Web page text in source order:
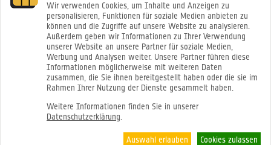
Wir verwenden Cookies, um Inhalte und Anzeigen zu
personalisieren, Funktionen für soziale Medien anbieten zu
können und die Zugriffe auf unsere Website zu analysieren.
Außerdem geben wir Informationen zu Ihrer Verwendung
unserer Website an unsere Partner für soziale Medien,
Werbung und Analysen weiter. Unsere Partner führen diese
Informationen möglicherweise mit weiteren Daten
zusammen, die Sie ihnen bereitgestellt haben oder die sie im
Rahmen Ihrer Nutzung der Dienste gesammelt haben.
Weitere Informationen finden Sie in unserer
Datenschutzerklärung
Auswahl erlauben Cookies zulassen
tanJack® photo QR